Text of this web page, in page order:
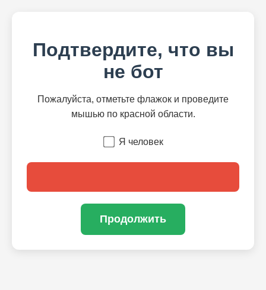
Подтвердите, что вы
не бот
Пожалуйста, отметьте флажок и проведите
мышью по красной области.
Я человек
Продолжить